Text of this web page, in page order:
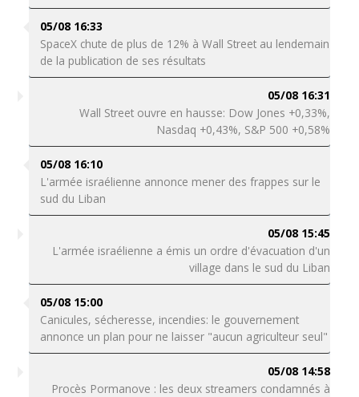
05/08 16:33
SpaceX chute de plus de 12% à Wall Street au lendemain
de la publication de ses résultats
05/08 16:31
Wall Street ouvre en hausse: Dow Jones +0,33%,
Nasdaq +0,43%, S&P 500 +0,58%
05/08 16:10
L'armée israélienne annonce mener des frappes sur le
sud du Liban
05/08 15:45
L'armée israélienne a émis un ordre d'évacuation d'un
village dans le sud du Liban
05/08 15:00
Canicules, sécheresse, incendies: le gouvernement
annonce un plan pour ne laisser "aucun agriculteur seul"
05/08 14:58
Procès Pormanove : les deux streamers condamnés à